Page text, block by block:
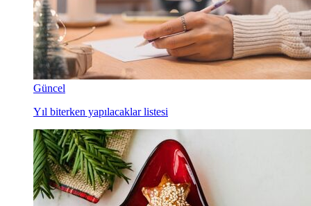
Güncel
Yıl biterken yapılacaklar listesi